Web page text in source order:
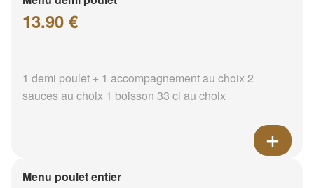
13.90 €
1 demi poulet + 1 accompagnement au choix 2
sauces au choix 1 boisson 33 cl au choix
Menu poulet entier